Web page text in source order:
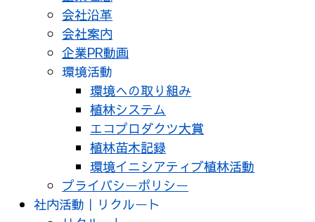
会社沿革
会社案内
企業PR動画
環境活動
環境への取り組み
植林システム
エコプロダクツ大賞
植林苗木記録
環境イニシアティブ植林活動
プライバシーポリシー
社内活動｜リクルート